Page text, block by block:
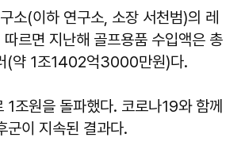
소(이하 연구소, 소장 서천범)의 레
르면 지난해 골프용품 수입액은 총
(약 1조1402억3000만원)다.
1조원을 돌파했다. 코로나19와 함께
군이 지속된 결과다.